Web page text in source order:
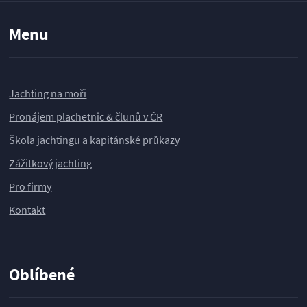
Menu
Jachting na moři
Pronájem plachetnic & člunů v ČR
Škola jachtingu a kapitánské průkazy
Zážitkový jachting
Pro firmy
Kontakt
Oblíbené